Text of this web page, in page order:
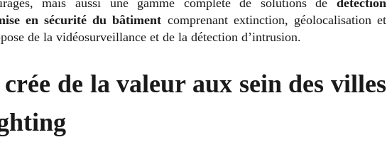
en sécurité du bâtiment comprenant extinction, géolocalisation et
de la vidéosurveillance et de la détection d’intrusion.
de la valeur aux sein des villes